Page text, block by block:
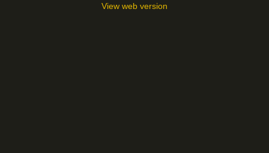
View web version